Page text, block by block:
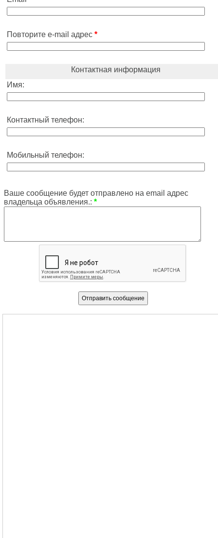
Повторите e-mail адрес *
Контактная информация
Имя:
Контактный телефон:
Мобильный телефон:
Ваше сообщение будет отправлено на email адрес
владельца объявления.: *